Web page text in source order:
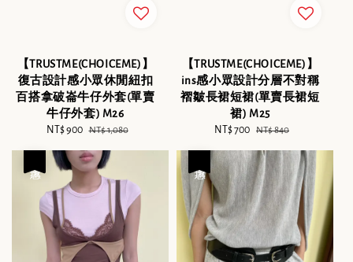
【TRUSTME(CHOICEME)】
復古設計感小眾休閒紐扣
百搭拿破崙牛仔外套(單賣
牛仔外套) M26
Sale
NT$ 900 Regular
NT$ 1,080
【TRUSTME(CHOICEME)】
ins感小眾設計分層不對稱
褶皺長裙短裙(單賣長裙短
裙) M25
Sale
NT$ 700 Regular
NT$ 840